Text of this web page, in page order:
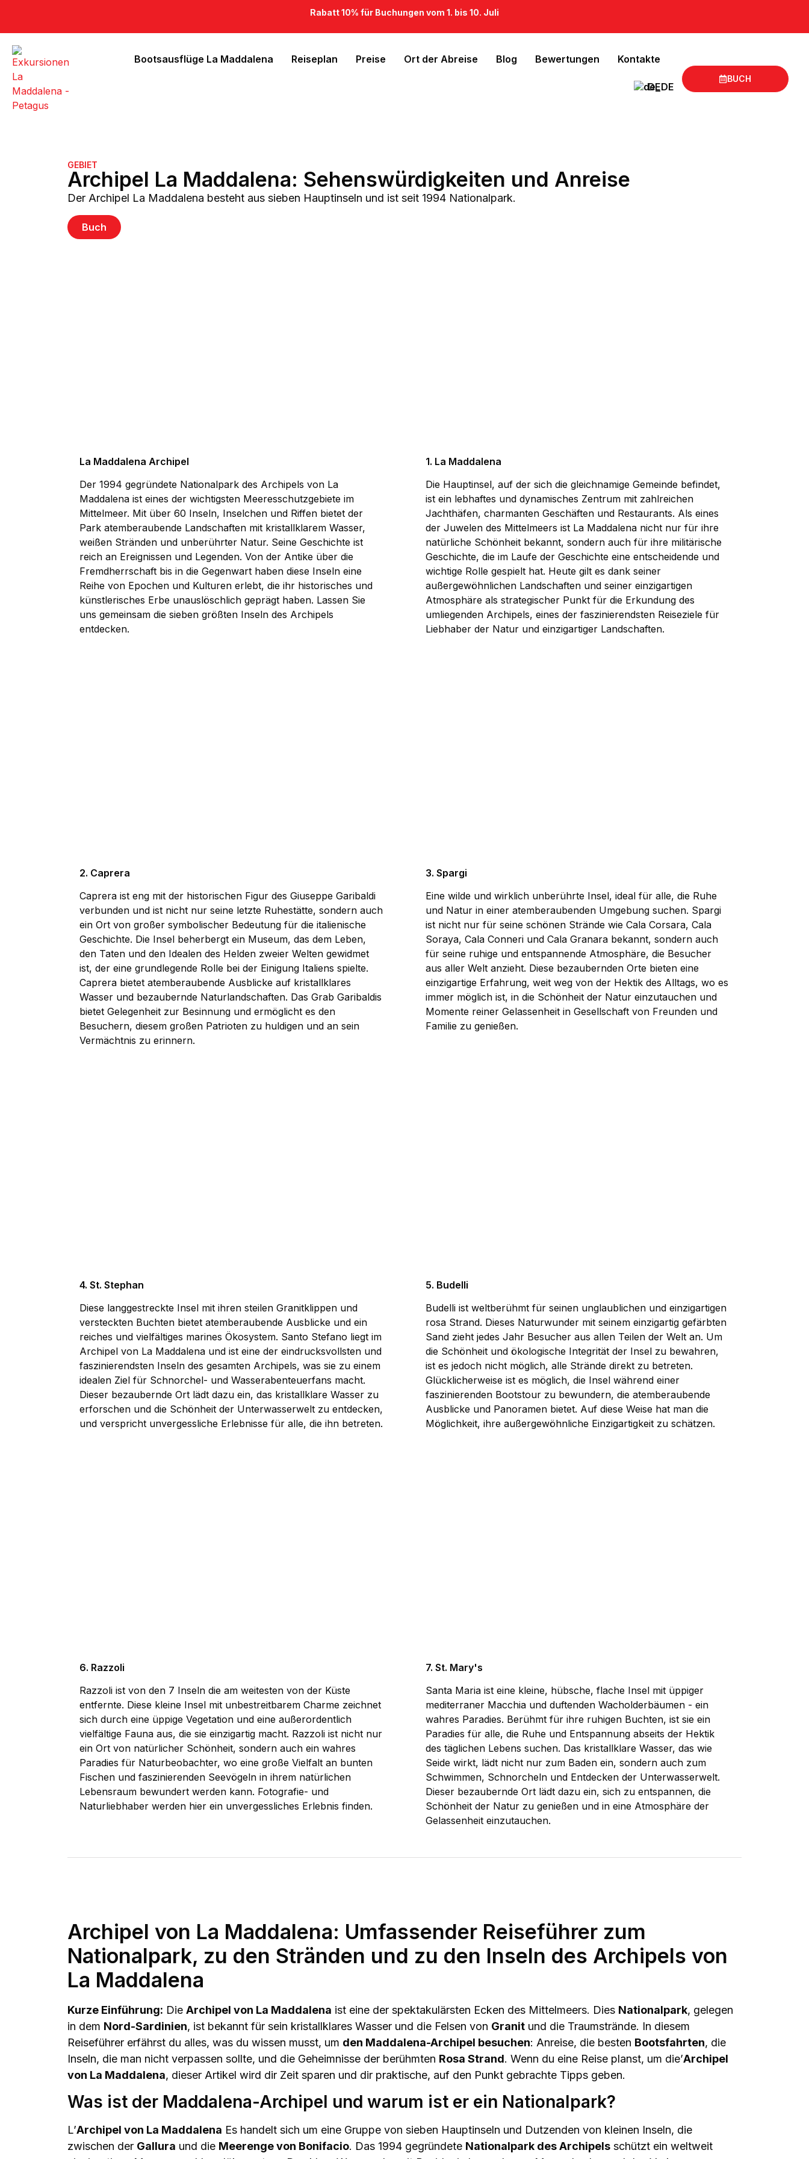
Rabatt 10% für Buchungen vom 1. bis 10. Juli
Bootsausflüge La Maddalena Reiseplan Preise Ort der Abreise Blog Bewertungen Kontakte
DE
BUCH
GEBIET
Archipel La Maddalena: Sehenswürdigkeiten und Anreise
Der Archipel La Maddalena besteht aus sieben Hauptinseln und ist seit 1994 Nationalpark.
Buch
La Maddalena Archipel
Der 1994 gegründete Nationalpark des Archipels von La
Maddalena ist eines der wichtigsten Meeresschutzgebiete im
Mittelmeer. Mit über 60 Inseln, Inselchen und Riffen bietet der
Park atemberaubende Landschaften mit kristallklarem Wasser,
weißen Stränden und unberührter Natur. Seine Geschichte ist
reich an Ereignissen und Legenden. Von der Antike über die
Fremdherrschaft bis in die Gegenwart haben diese Inseln eine
Reihe von Epochen und Kulturen erlebt, die ihr historisches und
künstlerisches Erbe unauslöschlich geprägt haben. Lassen Sie
uns gemeinsam die sieben größten Inseln des Archipels
entdecken.
1. La Maddalena
Die Hauptinsel, auf der sich die gleichnamige Gemeinde befindet,
ist ein lebhaftes und dynamisches Zentrum mit zahlreichen
Jachthäfen, charmanten Geschäften und Restaurants. Als eines
der Juwelen des Mittelmeers ist La Maddalena nicht nur für ihre
natürliche Schönheit bekannt, sondern auch für ihre militärische
Geschichte, die im Laufe der Geschichte eine entscheidende und
wichtige Rolle gespielt hat. Heute gilt es dank seiner
außergewöhnlichen Landschaften und seiner einzigartigen
Atmosphäre als strategischer Punkt für die Erkundung des
umliegenden Archipels, eines der faszinierendsten Reiseziele für
Liebhaber der Natur und einzigartiger Landschaften.
2. Caprera
Caprera ist eng mit der historischen Figur des Giuseppe Garibaldi
verbunden und ist nicht nur seine letzte Ruhestätte, sondern auch
ein Ort von großer symbolischer Bedeutung für die italienische
Geschichte. Die Insel beherbergt ein Museum, das dem Leben,
den Taten und den Idealen des Helden zweier Welten gewidmet
ist, der eine grundlegende Rolle bei der Einigung Italiens spielte.
Caprera bietet atemberaubende Ausblicke auf kristallklares
Wasser und bezaubernde Naturlandschaften. Das Grab Garibaldis
bietet Gelegenheit zur Besinnung und ermöglicht es den
Besuchern, diesem großen Patrioten zu huldigen und an sein
Vermächtnis zu erinnern.
3. Spargi
Eine wilde und wirklich unberührte Insel, ideal für alle, die Ruhe
und Natur in einer atemberaubenden Umgebung suchen. Spargi
ist nicht nur für seine schönen Strände wie Cala Corsara, Cala
Soraya, Cala Conneri und Cala Granara bekannt, sondern auch
für seine ruhige und entspannende Atmosphäre, die Besucher
aus aller Welt anzieht. Diese bezaubernden Orte bieten eine
einzigartige Erfahrung, weit weg von der Hektik des Alltags, wo es
immer möglich ist, in die Schönheit der Natur einzutauchen und
Momente reiner Gelassenheit in Gesellschaft von Freunden und
Familie zu genießen.
4. St. Stephan
Diese langgestreckte Insel mit ihren steilen Granitklippen und
versteckten Buchten bietet atemberaubende Ausblicke und ein
reiches und vielfältiges marines Ökosystem. Santo Stefano liegt im
Archipel von La Maddalena und ist eine der eindrucksvollsten und
faszinierendsten Inseln des gesamten Archipels, was sie zu einem
idealen Ziel für Schnorchel- und Wasserabenteuerfans macht.
Dieser bezaubernde Ort lädt dazu ein, das kristallklare Wasser zu
erforschen und die Schönheit der Unterwasserwelt zu entdecken,
und verspricht unvergessliche Erlebnisse für alle, die ihn betreten.
5. Budelli
Budelli ist weltberühmt für seinen unglaublichen und einzigartigen
rosa Strand. Dieses Naturwunder mit seinem einzigartig gefärbten
Sand zieht jedes Jahr Besucher aus allen Teilen der Welt an. Um
die Schönheit und ökologische Integrität der Insel zu bewahren,
ist es jedoch nicht möglich, alle Strände direkt zu betreten.
Glücklicherweise ist es möglich, die Insel während einer
faszinierenden Bootstour zu bewundern, die atemberaubende
Ausblicke und Panoramen bietet. Auf diese Weise hat man die
Möglichkeit, ihre außergewöhnliche Einzigartigkeit zu schätzen.
6. Razzoli
Razzoli ist von den 7 Inseln die am weitesten von der Küste
entfernte. Diese kleine Insel mit unbestreitbarem Charme zeichnet
sich durch eine üppige Vegetation und eine außerordentlich
vielfältige Fauna aus, die sie einzigartig macht. Razzoli ist nicht nur
ein Ort von natürlicher Schönheit, sondern auch ein wahres
Paradies für Naturbeobachter, wo eine große Vielfalt an bunten
Fischen und faszinierenden Seevögeln in ihrem natürlichen
Lebensraum bewundert werden kann. Fotografie- und
Naturliebhaber werden hier ein unvergessliches Erlebnis finden.
7. St. Mary's
Santa Maria ist eine kleine, hübsche, flache Insel mit üppiger
mediterraner Macchia und duftenden Wacholderbäumen - ein
wahres Paradies. Berühmt für ihre ruhigen Buchten, ist sie ein
Paradies für alle, die Ruhe und Entspannung abseits der Hektik
des täglichen Lebens suchen. Das kristallklare Wasser, das wie
Seide wirkt, lädt nicht nur zum Baden ein, sondern auch zum
Schwimmen, Schnorcheln und Entdecken der Unterwasserwelt.
Dieser bezaubernde Ort lädt dazu ein, sich zu entspannen, die
Schönheit der Natur zu genießen und in eine Atmosphäre der
Gelassenheit einzutauchen.
Archipel von La Maddalena: Umfassender Reiseführer zum
Nationalpark, zu den Stränden und zu den Inseln des Archipels von
La Maddalena
Kurze Einführung: Die Archipel von La Maddalena ist eine der spektakulärsten Ecken des Mittelmeers. Dies Nationalpark, gelegen
in dem Nord-Sardinien, ist bekannt für sein kristallklares Wasser und die Felsen von Granit und die Traumstrände. In diesem
Reiseführer erfährst du alles, was du wissen musst, um den Maddalena-Archipel besuchen: Anreise, die besten Bootsfahrten, die
Inseln, die man nicht verpassen sollte, und die Geheimnisse der berühmten Rosa Strand. Wenn du eine Reise planst, um die’Archipel
von La Maddalena, dieser Artikel wird dir Zeit sparen und dir praktische, auf den Punkt gebrachte Tipps geben.
Was ist der Maddalena-Archipel und warum ist er ein Nationalpark?
L’Archipel von La Maddalena Es handelt sich um eine Gruppe von sieben Hauptinseln und Dutzenden von kleinen Inseln, die
zwischen der Gallura und die Meerenge von Bonifacio. Das 1994 gegründete Nationalpark des Archipels schützt ein weltweit